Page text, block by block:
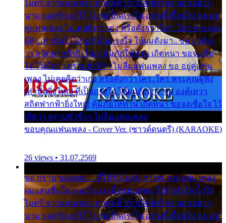
ไมตรี จากแฟนเพลง ทุกทุกที่ ปราณีหลั่งไหล ผมขอฝาก
นาม ยอดรักเอาไว้ โปรดเป็นแรงใจ อย่างนี้เรื่อยไป ขอ อยู่
คู่แฟนเพลง ไม่เคยคิดว่าเก่ง หรือดังกว่าใคร..ใคร พระคุณ
ผู้ฟัง เท่านั้นยิ่งใหญ่ ที่เป็นแรงใจ ให้ผมดังมา.. ขอ องค์เท
วา สถิตฟากฟ้ายิ่งใหญ่ คุ้มภัยให้ท่าน เถิดหนา ขอจงเชื่อ
ใจ ไว้เถิดว่า ตราบชั่วชีวา ไม่ลืมแฟนเพลง ขอ อยู่คู่แฟน
เพลง ไม่เคยคิดว่าเก่ง หรือดังกว่าใคร..ใคร พระคุณผู้ฟัง
เท่านั้นยิ่งใหญ่ ที่เป็นแรงใจ ให้ผมดังมา.. ขอ องค์เทวา
สถิตฟากฟ้ายิ่งใหญ่ คุ้มภัยให้ท่าน เถิดหนา ขอจงเชื่อใจ ไว้
เถิดว่า ตราบชั่วชีวา ไม่ลืมแฟนเพลง
ขอบคุณแฟนเพลง - Cover Ver. (ซาวด์ดนตรี) (KARAOKE)
26 views • 31.07.2569
ขอ กราบ ขอบคุณ.... ที่ได้รับไออุ่น การุณ จากแฟน เพลง
ผมแสนชื่นใจ หายวังเวง เมื่อแฟนเพลง ให้กำลังใจ น้ำใจ
ไมตรี จากแฟนเพลง ทุกทุกที่ ปราณีหลั่งไหล ผมขอฝาก
นาม ยอดรักเอาไว้ โปรดเป็นแรงใจ อย่างนี้เรื่อยไป ขอ อยู่